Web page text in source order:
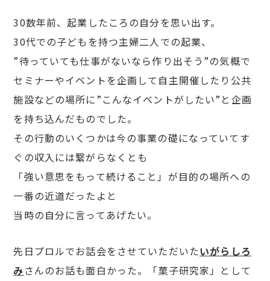
30数年前、起業したころの自分を思い出す。
30代での子どもを持つ主婦二人での起業、
”待っていても仕事がないなら作り出そう”の気概で
セミナーやイベントを企画して自主開催したり 公共
施設などの場所に”こんなイベントがしたい”と企画
を持ち込んだものでした。
その行動のいくつかは今の事業の礎になっていて す
ぐの収入には繋がらなくとも
「強い意思をもって続けること」が目的の場所への
一番の近道だったよと
当時の自分に言ってあげたい。
先日プロルでお話会をさせていただいたいがらしろ
みさんのお話も面白かった。「菓子研究家」として